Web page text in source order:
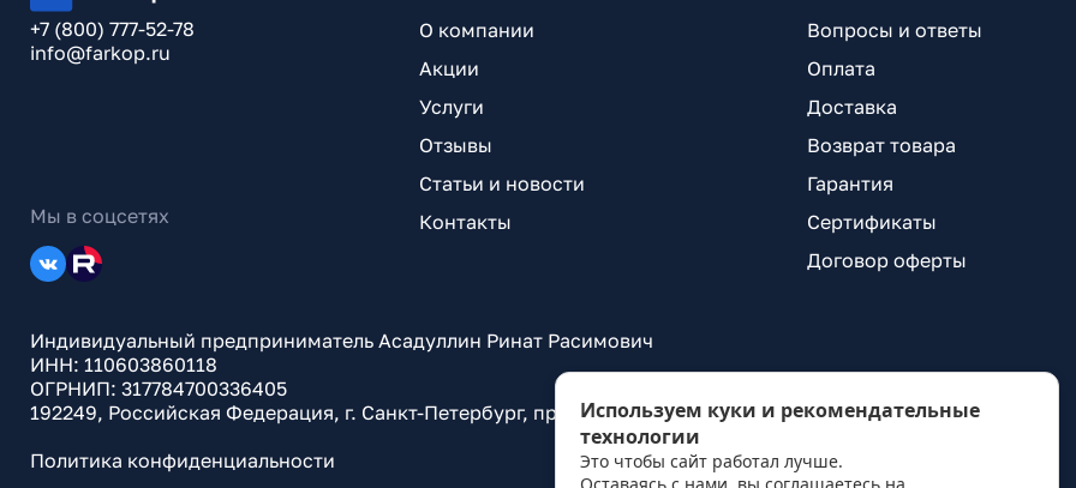
+7 (800) 777-52-78
info@farkop.ru
Мы в соцсетях
О компании
Акции
Услуги
Отзывы
Статьи и новости
Контакты
Вопросы и ответы
Оплата
Доставка
Возврат товара
Гарантия
Сертификаты
Договор оферты
Индивидуальный предприниматель Асадуллин Ринат Расимович
ИНН: 110603860118
ОГРНИП: 317784700336405
192249, Российская Федерация, г. Санкт-Петербург, проспект Александровской Фермы, д. 29, лит. ВГ
Политика конфиденциальности
Используем куки и рекомендательные
технологии
Это чтобы сайт работал лучше.